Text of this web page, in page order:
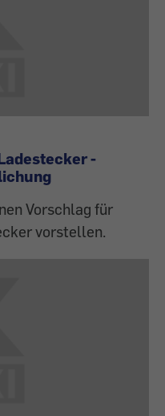
-
Vorschlag für
vorstellen.